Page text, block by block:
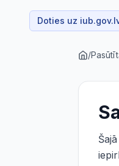
Doties uz
/